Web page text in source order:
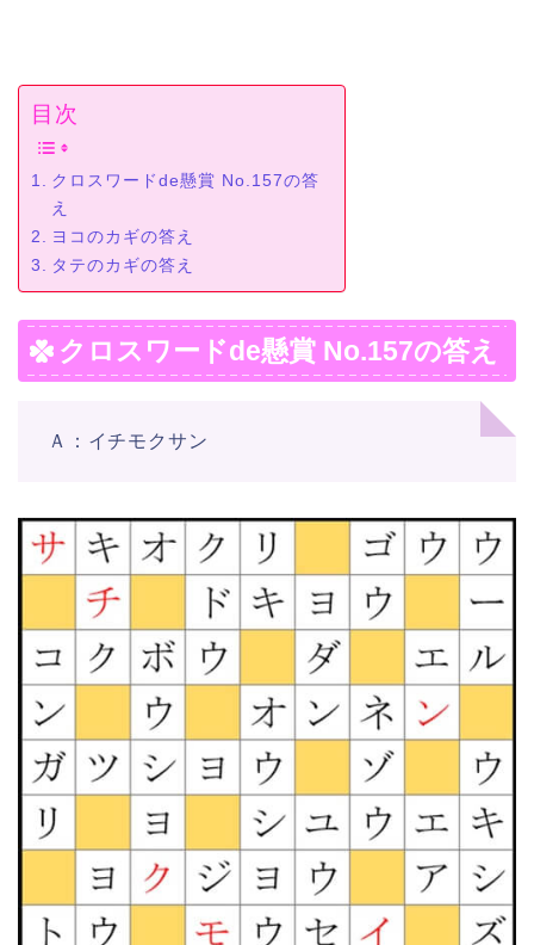
目次
クロスワードde懸賞 No.157の答
え
ヨコのカギの答え
タテのカギの答え
クロスワードde懸賞 No.157の答え
Ａ：イチモクサン